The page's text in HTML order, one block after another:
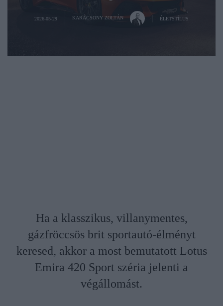
2026-05-29 KARÁCSONY ZOLTÁN ÉLETSTÍLUS
Ha a klasszikus, villanymentes,
gázfröccsös brit sportautó-élményt
keresed, akkor a most bemutatott Lotus
Emira 420 Sport széria jelenti a
végállomást.